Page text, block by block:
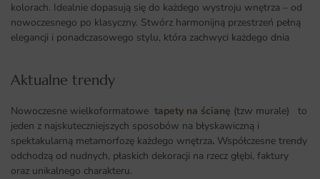
kolorach. Idealnie dopasują się do każdego wystroju wnętrza – od
nowoczesnego po klasyczny. Stwórz harmonijną przestrzeń pełną
elegancji i ponadczasowego stylu, która zachwyci każdego dnia
Aktualne trendy​
Nowoczesne wielkoformatowe tapety na ścianę (tzw murale) to
jeden z najskuteczniejszych sposobów na błyskawiczną i
spektakularną metamorfozę każdego wnętrza. Współczesne trendy
odchodzą od nudnych, płaskich dekoracji na rzecz głębi, faktury
oraz unikalnego charakteru.